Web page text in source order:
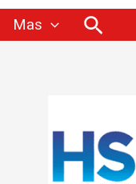
Mas Buscar